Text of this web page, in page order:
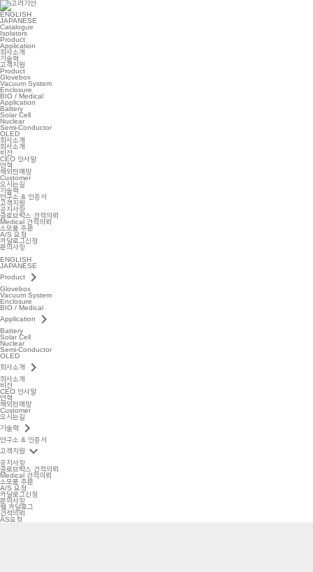
ENGLISH
JAPANESE
Catalogue
Isolators
Product
Application
회사소개
기술력
고객지원
Product
Glovebox
Vacuum System
Enclosure
BIO / Medical
Application
Battery
Solar Cell
Nuclear
Semi-Conductor
OLED
회사소개
회사소개
비전
CEO 인사말
연혁
해외판매망
Customer
오시는길
기술력
연구소 & 인증서
고객지원
공지사항
글로브박스 견적의뢰
Medical 견적의뢰
소모품 주문
A/S 요청
카달로그신청
문의사항
ENGLISH
JAPANESE
Product
keyboard_arrow_right
Glovebox
Vacuum System
Enclosure
BIO / Medical
Application
keyboard_arrow_right
Battery
Solar Cell
Nuclear
Semi-Conductor
OLED
회사소개
keyboard_arrow_right
회사소개
비전
CEO 인사말
연혁
해외판매망
Customer
오시는길
기술력
keyboard_arrow_right
연구소 & 인증서
고객지원
keyboard_arrow_down
공지사항
글로브박스 견적의뢰
Medical 견적의뢰
소모품 주문
A/S 요청
카달로그신청
문의사항
웹 카달로그
견적의뢰
AS요청